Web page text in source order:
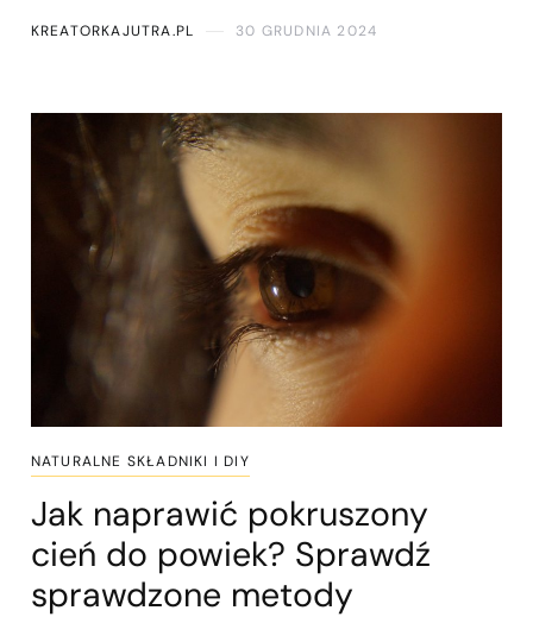
KREATORKAJUTRA.PL 30 GRUDNIA 2024
NATURALNE SKŁADNIKI I DIY
Jak naprawić pokruszony
cień do powiek? Sprawdź
sprawdzone metody